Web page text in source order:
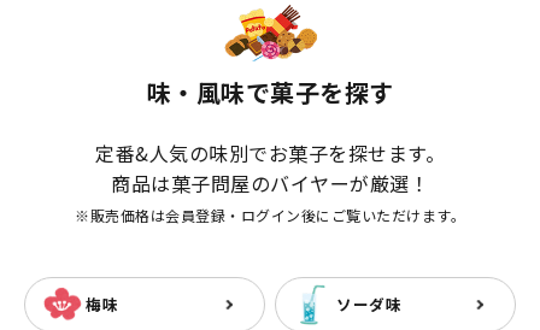
味・風味で菓子を探す
定番&人気の味別でお菓子を探せます。
商品は菓子問屋のバイヤーが厳選！
※販売価格は会員登録・ログイン後にご覧いただけます。
梅味 ソーダ味